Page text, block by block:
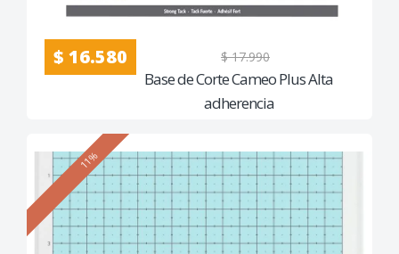
$ 16.580 $ 17.990
Base de Corte Cameo Plus Alta
adherencia
11%